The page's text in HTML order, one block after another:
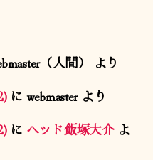
（人間）
より
に webmasterより
に ヘッド飯塚大介よ